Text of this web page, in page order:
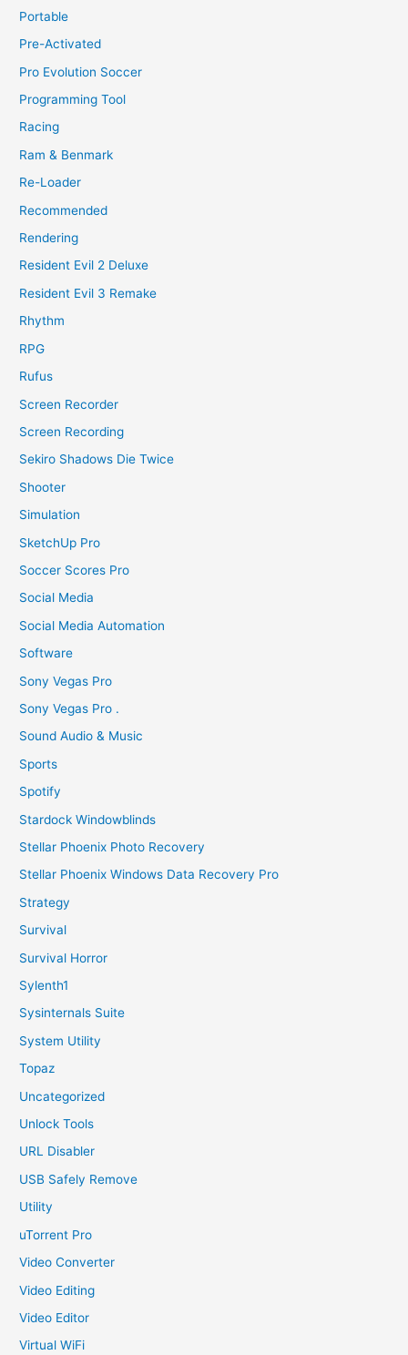
Portable
Pre-Activated
Pro Evolution Soccer
Programming Tool
Racing
Ram & Benmark
Re-Loader
Recommended
Rendering
Resident Evil 2 Deluxe
Resident Evil 3 Remake
Rhythm
RPG
Rufus
Screen Recorder
Screen Recording
Sekiro Shadows Die Twice
Shooter
Simulation
SketchUp Pro
Soccer Scores Pro
Social Media
Social Media Automation
Software
Sony Vegas Pro
Sony Vegas Pro .
Sound Audio & Music
Sports
Spotify
Stardock Windowblinds
Stellar Phoenix Photo Recovery
Stellar Phoenix Windows Data Recovery Pro
Strategy
Survival
Survival Horror
Sylenth1
Sysinternals Suite
System Utility
Topaz
Uncategorized
Unlock Tools
URL Disabler
USB Safely Remove
Utility
uTorrent Pro
Video Converter
Video Editing
Video Editor
Virtual WiFi